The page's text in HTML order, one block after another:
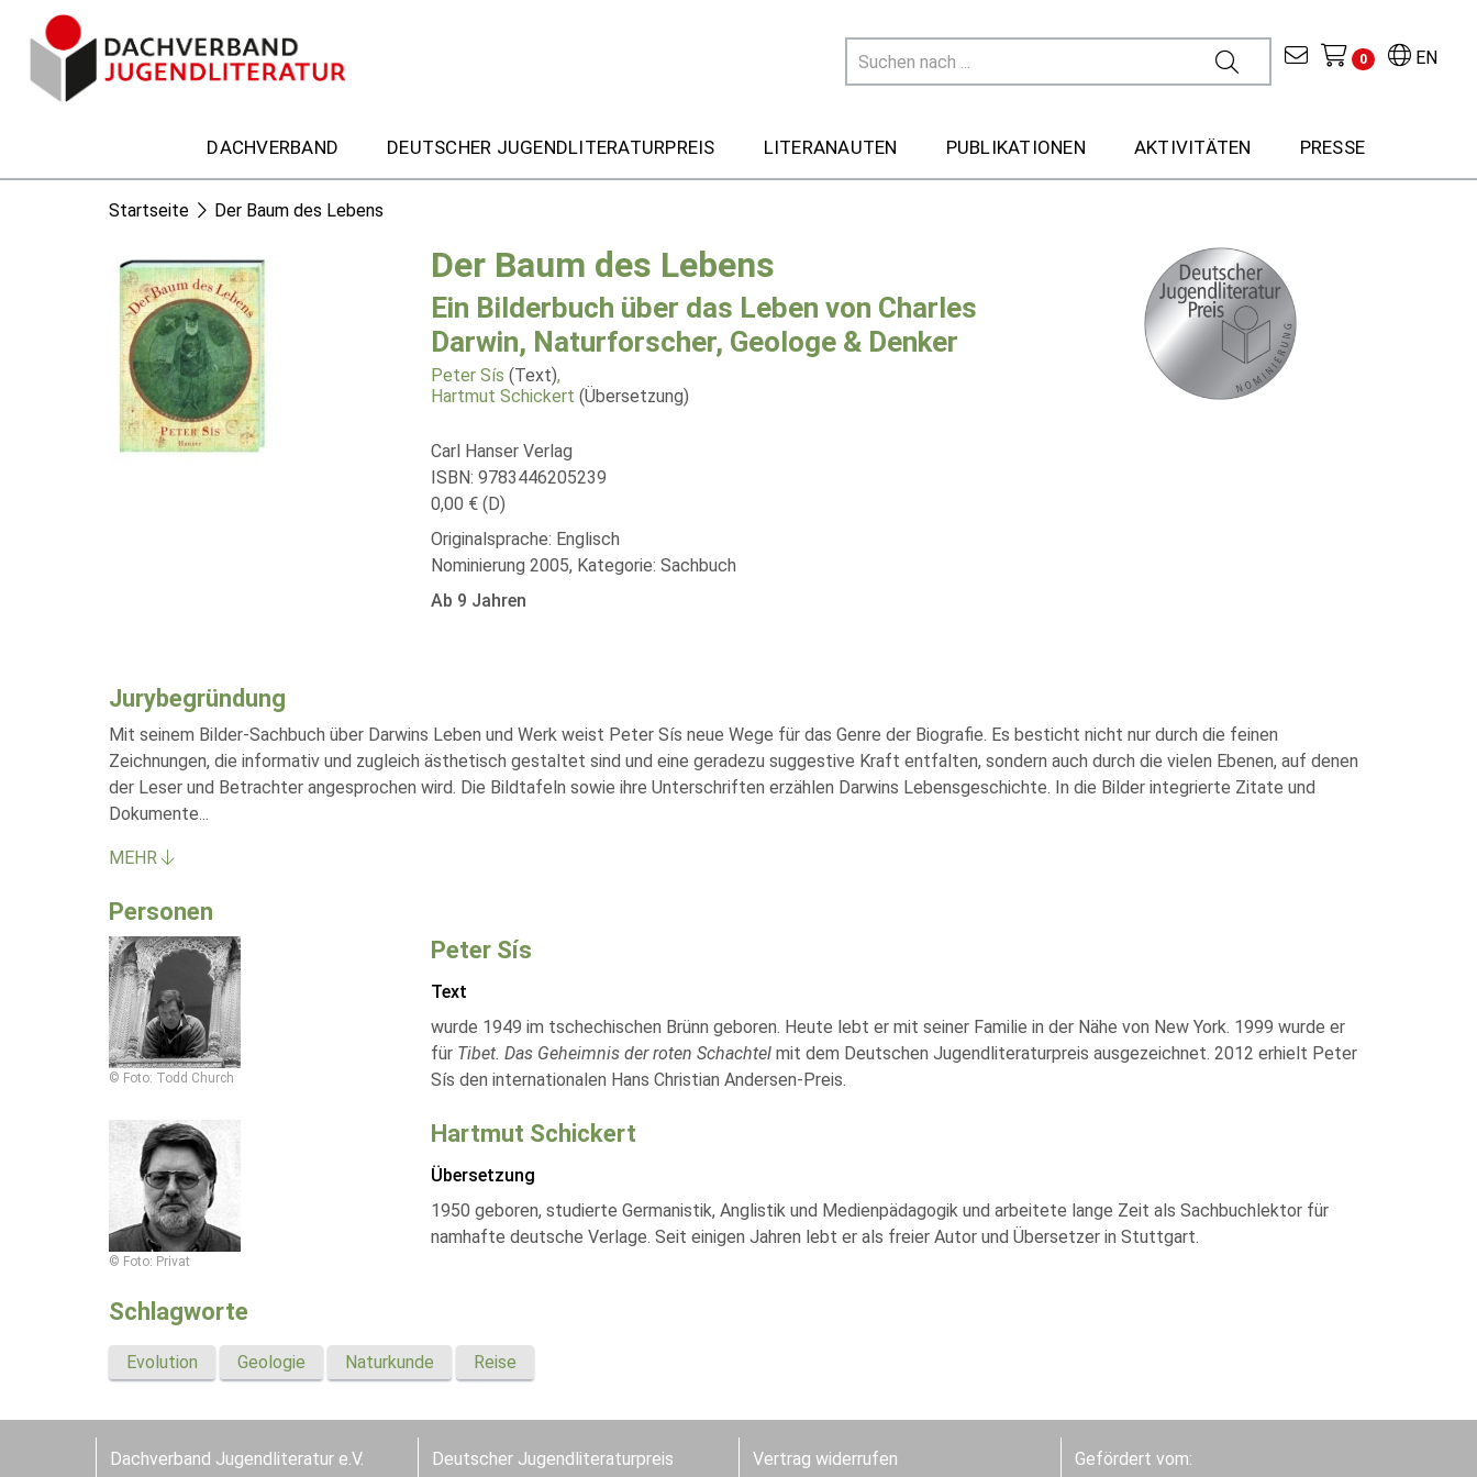
EN
0
DACHVERBAND DEUTSCHER JUGENDLITERATURPREIS LITERANAUTEN PUBLIKATIONEN AKTIVITÄTEN PRESSE
Startseite Der Baum des Lebens
Der Baum des Lebens
Ein Bilderbuch über das Leben von Charles
Darwin, Naturforscher, Geologe & Denker
Peter Sís (Text),
Hartmut Schickert (Übersetzung)
Carl Hanser Verlag
ISBN: 9783446205239
0,00 € (D)
Originalsprache: Englisch
Nominierung 2005, Kategorie: Sachbuch
Ab 9 Jahren
Jurybegründung
Mit seinem Bilder-Sachbuch über Darwins Leben und Werk weist Peter Sís neue Wege für das Genre der Biografie. Es besticht nicht nur durch die feinen
Zeichnungen, die informativ und zugleich ästhetisch gestaltet sind und eine geradezu suggestive Kraft entfalten, sondern auch durch die vielen Ebenen, auf denen
der Leser und Betrachter angesprochen wird. Die Bildtafeln sowie ihre Unterschriften erzählen Darwins Lebensgeschichte. In die Bilder integrierte Zitate und
Dokumente...
MEHR
Personen
© Foto: Todd Church
Peter Sís
Text
wurde 1949 im tschechischen Brünn geboren. Heute lebt er mit seiner Familie in der Nähe von New York. 1999 wurde er
für Tibet. Das Geheimnis der roten Schachtelmit dem Deutschen Jugendliteraturpreis ausgezeichnet. 2012 erhielt Peter
Sís den internationalen Hans Christian Andersen-Preis.
© Foto: Privat
Hartmut Schickert
Übersetzung
1950 geboren, studierte Germanistik, Anglistik und Medienpädagogik und arbeitete lange Zeit als Sachbuchlektor für
namhafte deutsche Verlage. Seit einigen Jahren lebt er als freier Autor und Übersetzer in Stuttgart.
Schlagworte
Evolution Geologie Naturkunde Reise
Dachverband Jugendliteratur e.V.
Deutscher Jugendliteraturpreis Vertrag widerrufen Gefördert vom: